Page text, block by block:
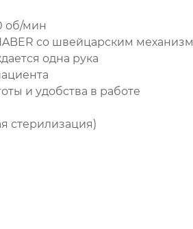
об/мин
со швейцарским
одна рука
и удобства в работе
стерилизация)